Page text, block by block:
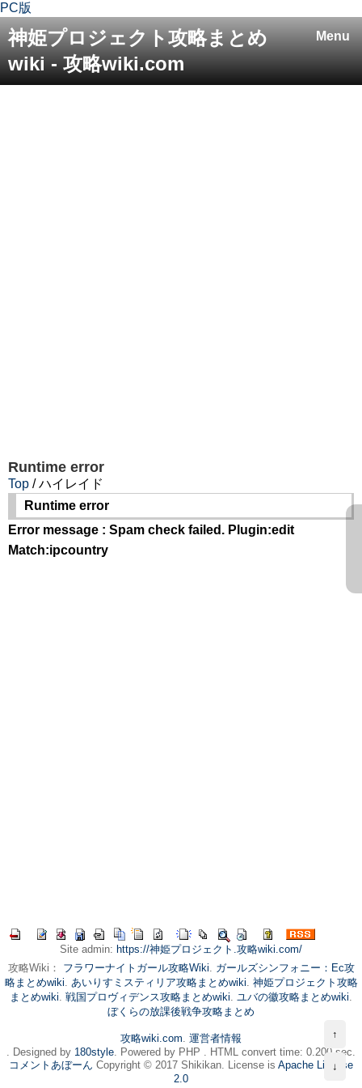
PC版
Menu
神姫プロジェクト攻略まとめ
wiki - 攻略wiki.com
Runtime error
Top / ハイレイド
Runtime error
Error message : Spam check failed. Plugin:edit
Match:ipcountry
Site admin: https://神姫プロジェクト.攻略wiki.com/
攻略Wiki： フラワーナイトガール攻略Wiki. ガールズシンフォニー：Ec攻
略まとめwiki. あいりすミスティリア攻略まとめwiki. 神姫プロジェクト攻略
まとめwiki. 戦国プロヴィデンス攻略まとめwiki. ユバの徽攻略まとめwiki.
ぼくらの放課後戦争攻略まとめ
攻略wiki.com. 運営者情報
. Designed by 180style. Powered by PHP . HTML convert time: 0.200 sec.
コメントあぼーん Copyright © 2017 Shikikan. License is Apache License
2.0
↑
↓